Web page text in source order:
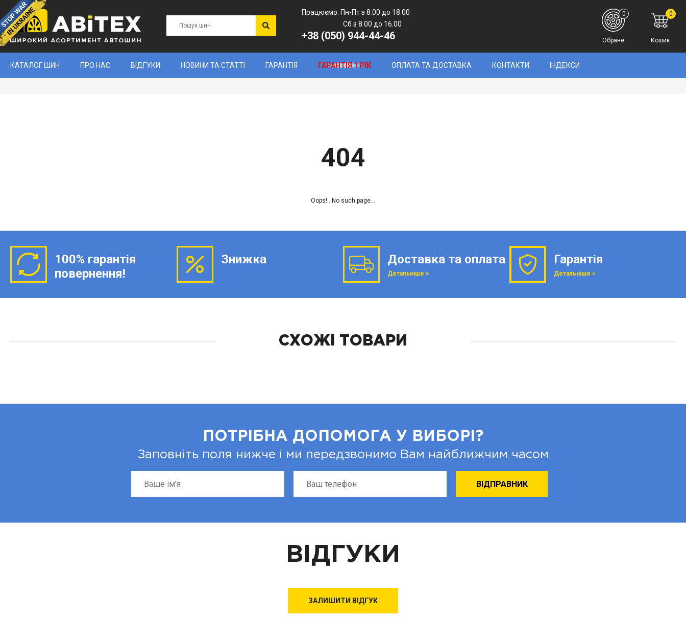
Працюємо: Пн-Пт з 8.00 до 18.00
Сб з 8.00 до 16.00
+38 (050) 944-44-46
0
Кошик
0
Обране
КАТАЛОГ ШИН ПРО НАС ВІДГУКИ НОВИНИ ТА СТАТТІ ГАРАНТІЯ ГАРАНТІЯ 1 РІК ОПЛАТА ТА ДОСТАВКА КОНТАКТИ ІНДЕКСИ
404
Oops!.. No such page...
100% гарантія
повернення!
Знижка Доставка та оплата
Детальніше >
Гарантія
Детальніше >
СХОЖІ ТОВАРИ
ПОТРІБНА ДОПОМОГА У ВИБОРІ?
Заповніть поля нижче і ми передзвонимо Вам найближчим часом
ВІДГУКИ
ЗАЛИШИТИ ВІДГУК